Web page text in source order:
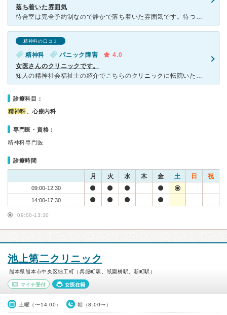
落ち着いた雰囲気
待合室は完全予約制なので静かで落ち着いた雰囲気です。待つ事はほとんどありませんでした。さかい先生がとても話し好きな先生で診察と言うより先生とおしゃべりしに行く感じでとても楽しいです。先生は良い意味で先
精神科の口コミ
精神科 パニック障害
4.0
女医さんのクリニックです。
知人の精神社会福祉士の紹介でこちらのクリニックに転院いたしました。 女医さんのみのクリニックで、静かな落ち着いたクリニックです。女性専用というわけではないと思いますが、わたしがいつも行く時は待合室に
診療科目：
精神科 、心療内科
専門医・資格：
精神科専門医
診療時間
月 火 水 木 金 土 日 祝
09:00-12:30
14:00-17:30
09:00-13:30
池上第二クリニック
熊本県熊本市中央区細工町（呉服町駅、祇園橋駅、新町駅）
マイナ受付 女医在籍
土曜（〜14:00） 朝（8:00〜）